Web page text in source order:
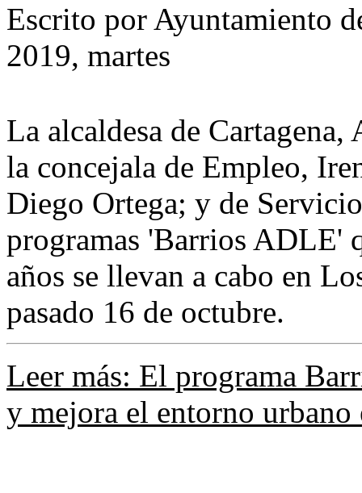
Escrito por Ayuntamiento
2019, martes
La alcaldesa de
la concejala de Empleo,
Diego Ortega; y de
programas 'Barrios ADLE'
años se llevan a cabo en
pasado 16 de octubre.
Leer más: El programa
y mejora el entorno urbano